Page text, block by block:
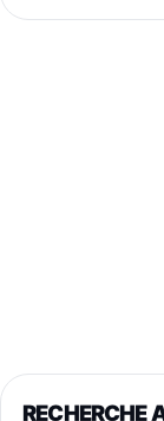
RECHERCHE